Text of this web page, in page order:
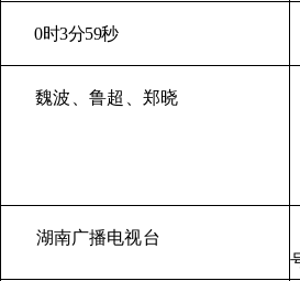
0时3分59秒
魏波 、鲁超 、郑晓
湖南广播电视台